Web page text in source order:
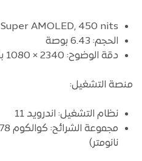
Super AMOLED, 450 nits
الحجم: 6.43 بوصة
دقة الوضوح: 2340 × 1080 بكسل
منصة التشغيل:
نظام التشغيل: اندرويد 11
نانومتر)